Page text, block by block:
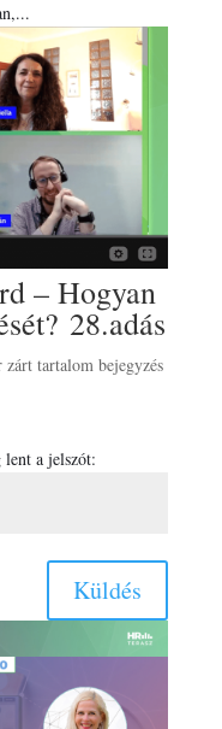
– Hogyan
28.adás
zárt tartalom bejegyzés
lent a jelszót:
Küldés